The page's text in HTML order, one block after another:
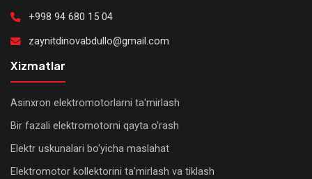
+998 94 680 15 04
zaynitdinovabdullo@gmail.com
Xizmatlar
Asinxron elektromotorlarni ta'mirlash
Bir fazali elektromotorni qayta o'rash
Elektr uskunalari bo'yicha maslahat
Elektromotor kollektorini ta'mirlash va tiklash